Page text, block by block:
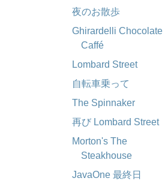
夜のお散歩
Ghirardelli Chocolate
Caffé
Lombard Street
自転車乗って
The Spinnaker
再び Lombard Street
Morton's The
Steakhouse
JavaOne 最終日